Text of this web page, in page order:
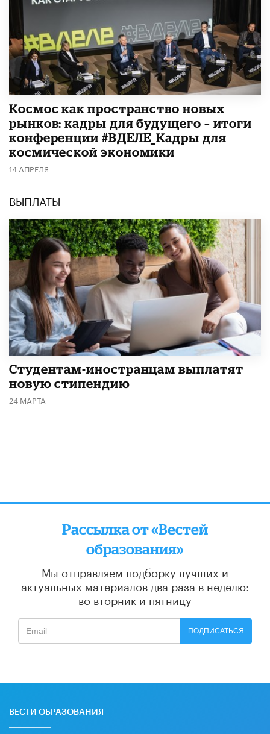
Космос как пространство новых
рынков: кадры для будущего – итоги
конференции #ВДЕЛЕ_Кадры для
космической экономики
14 АПРЕЛЯ
ВЫПЛАТЫ
Студентам-иностранцам выплатят
новую стипендию
24 МАРТА
Рассылка от «Вестей
образования»
Мы отправляем подборку лучших и
актуальных материалов два раза в неделю:
во вторник и пятницу
ПОДПИСАТЬСЯ
ВЕСТИ ОБРАЗОВАНИЯ